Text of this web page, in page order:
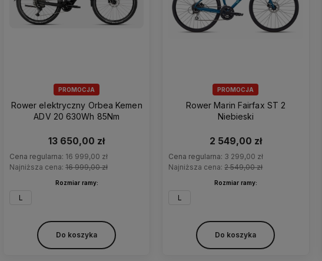
PROMOCJA
Rower elektryczny Orbea Kemen
ADV 20 630Wh 85Nm
13 650,00 zł
Cena regularna: 16 999,00 zł
Najniższa cena: 16 999,00 zł
Do koszyka
Rozmiar ramy:
L
PROMOCJA
Rower Marin Fairfax ST 2
Niebieski
2 549,00 zł
Cena regularna: 3 299,00 zł
Najniższa cena:2 549,00 zł
Do koszyka
Rozmiar ramy:
L